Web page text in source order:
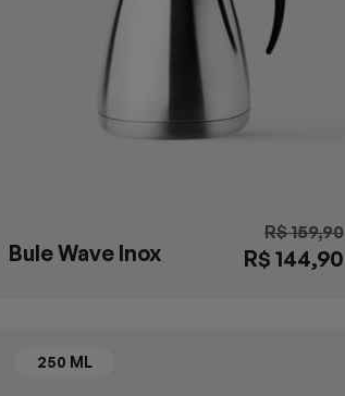
Bule Wave Inox
R$ 159,90
R$ 144,90